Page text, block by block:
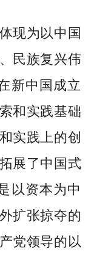
现为以中国
民族复兴伟
新中国成立
和实践基础
实践上的创
展了中国式
以资本为中
扩张掠夺的
党领导的以